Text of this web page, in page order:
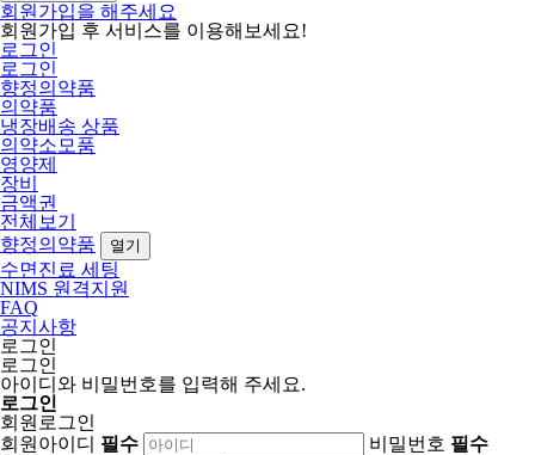
회원가입을 해주세요
회원가입 후 서비스를 이용해보세요!
로그인
로그인
향정의약품
의약품
냉장배송 상품
의약소모품
영양제
장비
금액권
전체보기
향정의약품
열기
수면진료 세팅
NIMS 원격지원
FAQ
공지사항
로그인
로그인
아이디와 비밀번호를 입력해 주세요.
로그인
회원로그인
회원아이디 필수 비밀번호 필수